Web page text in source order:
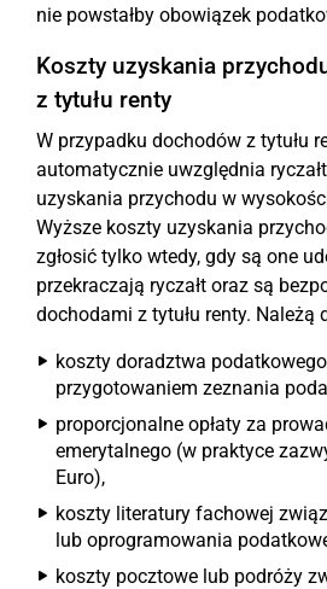
nie powstałby obowiązek
Koszty uzyskania
z tytułu renty
W przypadku dochodów z tytułu
automatycznie uwzględnia
uzyskania przychodu w
Wyższe koszty uzyskania
zgłosić tylko wtedy, gdy są one
przekraczają ryczałt oraz są
dochodami z tytułu renty. Należą
koszty doradztwa
przygotowaniem zeznania
proporcjonalne opłaty za
emerytalnego (w praktyce
Euro),
koszty literatury fachowej
lub oprogramowania
koszty pocztowe lub podróży